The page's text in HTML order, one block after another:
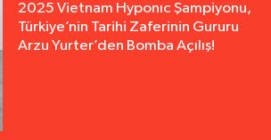
2025 Vietnam Hyponıc Şampiyonu,
Türkiye’nin Tarihi Zaferinin Gururu
Arzu Yurter’den Bomba Açılış!